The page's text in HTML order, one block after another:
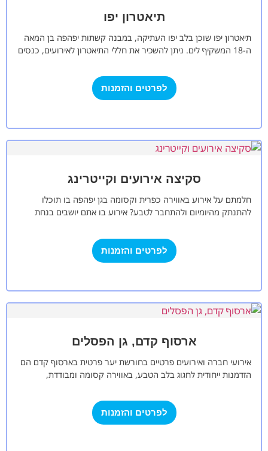
תיאטרון יפו
תיאטרון יפו שוכן בלב יפו העתיקה, במבנה קשתות יפהפה בן המאה
ה-18 המשקיף לים. ניתן להשכיר את חללי התיאטרון לאירועים, כנסים
לפרטים והזמנות
סקיצה אירועים וקייטרינג
חלמתם על אירוע באווירה כפרית וקסומה בגן יפהפה בו תוכלו
להתנתק מהיומיום ולהתחבר לטבע? אירוע בו אתם יושבים בנחת
לפרטים והזמנות
ארסוף קדם, גן הפסלים
אירועי חברה ואירועים פרטיים בחורשת יער פרטית בארסוף קדם הם
הזדמנות ייחודית לחגוג בלב הטבע, באווירה קסומה ומבודדת,
לפרטים והזמנות